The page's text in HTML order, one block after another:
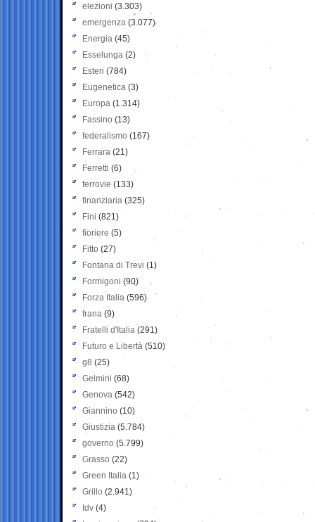
elezioni (3.303)
emergenza (3.077)
Energia (45)
Esselunga (2)
Esteri (784)
Eugenetica (3)
Europa (1.314)
Fassino (13)
federalismo (167)
Ferrara (21)
Ferretti (6)
ferrovie (133)
finanziaria (325)
Fini (821)
fioriere (5)
Fitto (27)
Fontana di Trevi (1)
Formigoni (90)
Forza Italia (596)
frana (9)
Fratelli d'Italia (291)
Futuro e Libertà (510)
g8 (25)
Gelmini (68)
Genova (542)
Giannino (10)
Giustizia (5.784)
governo (5.799)
Grasso (22)
Green Italia (1)
Grillo (2.941)
Idv (4)